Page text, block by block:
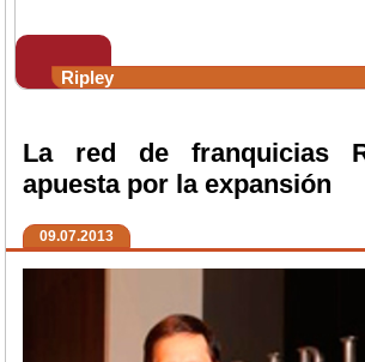
Ripley
La red de franquicias
apuesta por la expansión
09.07.2013